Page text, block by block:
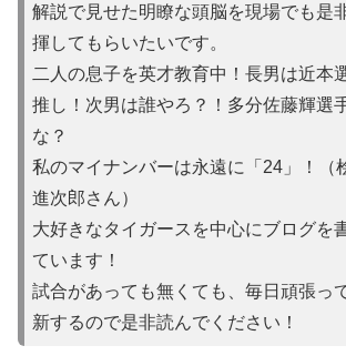
解説で見せた明瞭な頭脳を現場でも是
揮してもらいたいです。
二人の息子を英才教育中！長男は近本
推し！次男は誰やろ？！多分佐藤輝選
な？
私のマイナンバーは永遠に「24」！（
進次郎さん）
大好きなタイガースを中心にブログを
ています！
試合があって も無くても、毎日頑張っ
新するので是非読んでください！